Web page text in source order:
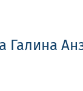
Галина